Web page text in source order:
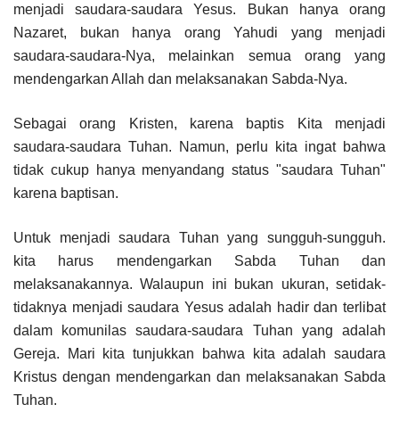
menjadi saudara-saudara Yesus. Bukan hanya orang
Nazaret, bukan hanya orang Yahudi yang menjadi
saudara-saudara-Nya, melainkan semua orang yang
mendengarkan Allah dan melaksanakan Sabda-Nya.
Sebagai orang Kristen, karena baptis Kita menjadi
saudara-saudara Tuhan. Namun, perlu kita ingat bahwa
tidak cukup hanya menyandang status "saudara Tuhan"
karena baptisan.
Untuk menjadi saudara Tuhan yang sungguh-sungguh.
kita harus mendengarkan Sabda Tuhan dan
melaksanakannya. Walaupun ini bukan ukuran, setidak-
tidaknya menjadi saudara Yesus adalah hadir dan terlibat
dalam komunilas saudara-saudara Tuhan yang adalah
Gereja. Mari kita tunjukkan bahwa kita adalah saudara
Kristus dengan mendengarkan dan melaksanakan Sabda
Tuhan.